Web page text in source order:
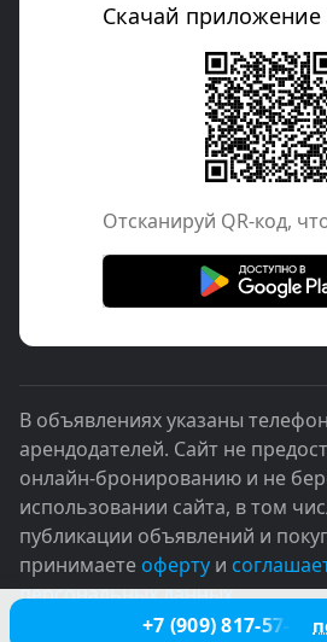
+7 (909) 817-57-90
Скачай
Отcканируй QR-код,
В объявлениях указаны
арендодателей. Сайт не
онлайн-бронированию и не
использовании сайта, в том
публикации объявлений и
принимаете оферту и
персональных данных